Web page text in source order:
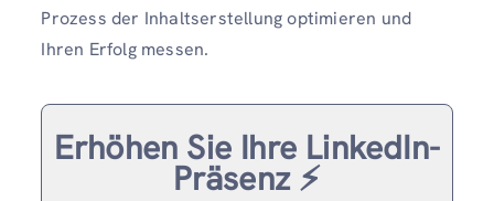
Prozess der Inhaltserstellung optimieren und
Ihren Erfolg messen.
Erhöhen Sie Ihre LinkedIn-
Präsenz ⚡️